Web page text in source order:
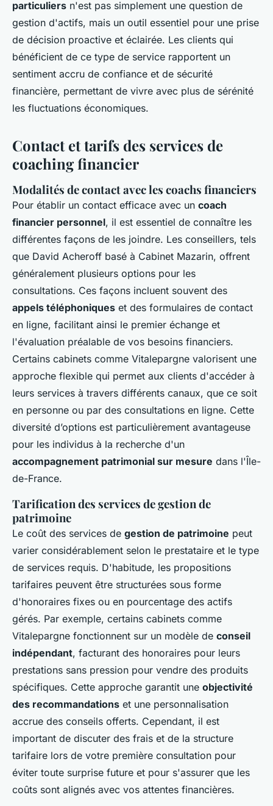
particuliers n'est pas simplement une question de
gestion d'actifs, mais un outil essentiel pour une prise
de décision proactive et éclairée. Les clients qui
bénéficient de ce type de service rapportent un
sentiment accru de confiance et de sécurité
financière, permettant de vivre avec plus de sérénité
les fluctuations économiques.
Contact et tarifs des services de
coaching financier
Modalités de contact avec les coachs financiers
Pour établir un contact efficace avec un coach
financier personnel, il est essentiel de connaître les
différentes façons de les joindre. Les conseillers, tels
que David Acheroff basé à Cabinet Mazarin, offrent
généralement plusieurs options pour les
consultations. Ces façons incluent souvent des
appels téléphoniques et des formulaires de contact
en ligne, facilitant ainsi le premier échange et
l'évaluation préalable de vos besoins financiers.
Certains cabinets comme Vitalepargne valorisent une
approche flexible qui permet aux clients d'accéder à
leurs services à travers différents canaux, que ce soit
en personne ou par des consultations en ligne. Cette
diversité d’options est particulièrement avantageuse
pour les individus à la recherche d'un
accompagnement patrimonial sur mesure dans l'Île-
de-France.
Tarification des services de gestion de
patrimoine
Le coût des services de gestion de patrimoine peut
varier considérablement selon le prestataire et le type
de services requis. D'habitude, les propositions
tarifaires peuvent être structurées sous forme
d'honoraires fixes ou en pourcentage des actifs
gérés. Par exemple, certains cabinets comme
Vitalepargne fonctionnent sur un modèle de conseil
indépendant, facturant des honoraires pour leurs
prestations sans pression pour vendre des produits
spécifiques. Cette approche garantit une objectivité
des recommandations et une personnalisation
accrue des conseils offerts. Cependant, il est
important de discuter des frais et de la structure
tarifaire lors de votre première consultation pour
éviter toute surprise future et pour s'assurer que les
coûts sont alignés avec vos attentes financières.